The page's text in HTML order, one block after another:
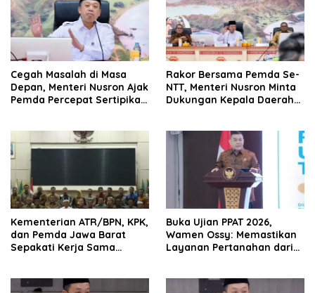
Cegah Masalah di Masa
Depan, Menteri Nusron Ajak
Pemda Percepat Sertipikasi
Rakor Bersama Pemda Se-
NTT, Menteri Nusron Minta
Dukungan Kepala Daerah
Kementerian ATR/BPN, KPK,
dan Pemda Jawa Barat
Sepakati Kerja Sama
Ekonomi Daerah
Buka Ujian PPAT 2026,
Wamen Ossy: Memastikan
Layanan Pertanahan dari
Berintegritas